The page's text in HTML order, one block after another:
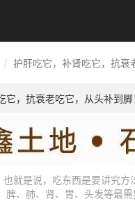
护肝吃它，补肾吃它，抗衰
它，抗衰老吃它，从头补到脚
也就是说，吃东西是要讲究
脾、肺、肾、胃、头发等最需